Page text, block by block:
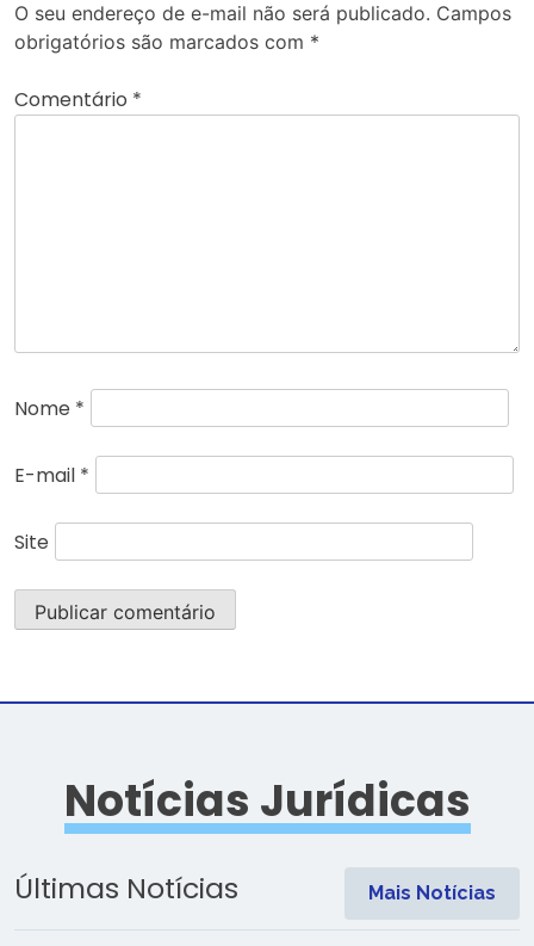
O seu endereço de e-mail não será publicado. Campos
obrigatórios são marcados com *
Comentário *
Nome *
E-mail *
Site
Notícias Jurídicas
Últimas Notícias Mais Notícias